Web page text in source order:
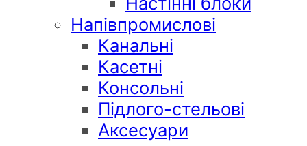
Напівпромислові
Канальні
Касетні
Консольні
Підлого-стельові
Аксесуари